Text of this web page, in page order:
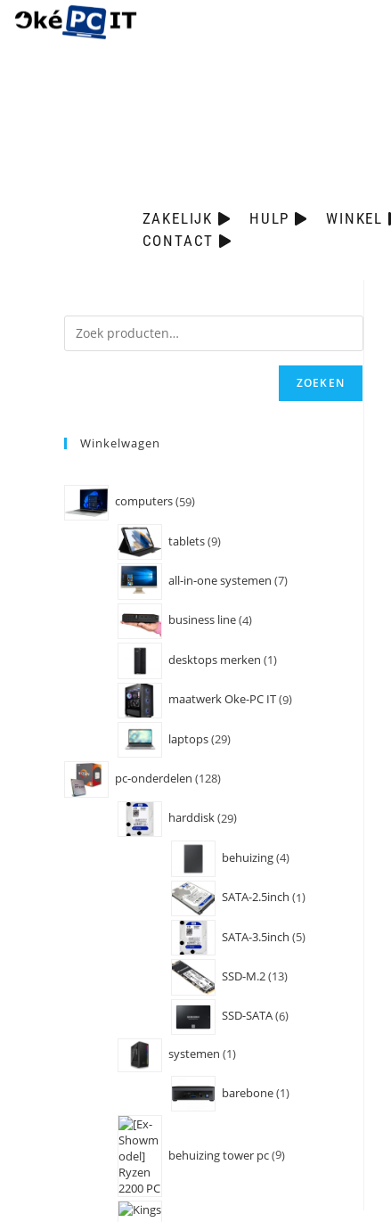
ZAKELIJK HULP WINKEL
CONTACT
ZOEKEN
Winkelwagen
computers 59
tablets 9
all-in-one systemen 7
business line 4
desktops merken 1
maatwerk Oke-PC IT 9
laptops 29
pc-onderdelen 128
harddisk 29
behuizing 4
SATA-2.5inch 1
SATA-3.5inch 5
SSD-M.2 13
SSD-SATA 6
systemen 1
barebone 1
behuizing tower pc 9